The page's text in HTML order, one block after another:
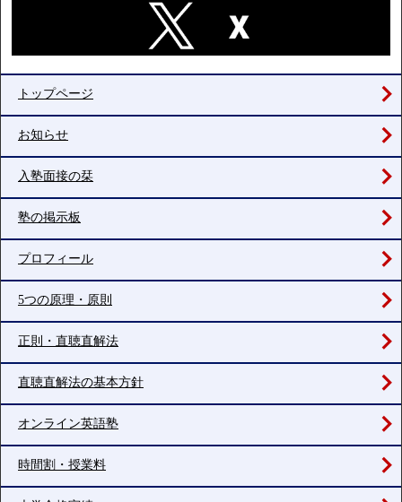
トップページ
お知らせ
入塾面接の栞
塾の掲示板
プロフィール
5つの原理・原則
正則・直聴直解法
直聴直解法の基本方針
オンライン英語塾
時間割・授業料